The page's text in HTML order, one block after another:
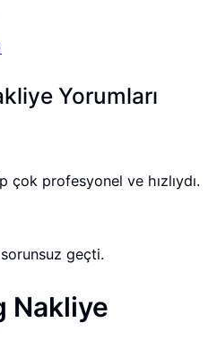
Yorumları
çok profesyonel ve hızlıydı.
geçti.
Nakliye